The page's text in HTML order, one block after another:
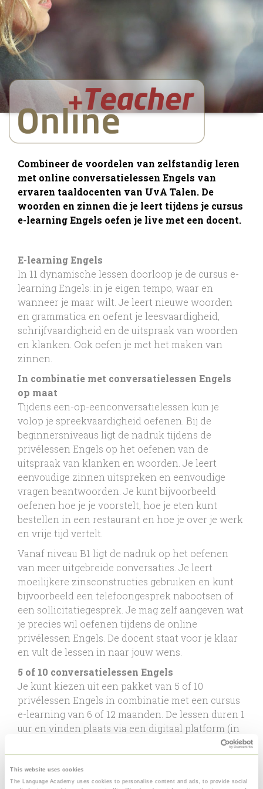
This website uses cookies
The Language Academy uses cookies to personalise content and ads, to provide social
Combineer de voordelen van zelfstandig leren
met online conversatielessen Engels van
ervaren taaldocenten van UvA Talen. De
woorden en zinnen die je leert tijdens je cursus
e-learning Engels oefen je live met een docent.
E-learning Engels
In 11 dynamische lessen doorloop je de cursus e-
learning Engels: in je eigen tempo, waar en
wanneer je maar wilt. Je leert nieuwe woorden
en grammatica en oefent je leesvaardigheid,
schrijfvaardigheid en de uitspraak van woorden
en klanken. Ook oefen je met het maken van
zinnen.
In combinatie met conversatielessen Engels
op maat
Tijdens een-op-eenconversatielessen kun je
volop je spreekvaardigheid oefenen. Bij de
beginnersniveaus ligt de nadruk tijdens de
privélessen Engels op het oefenen van de
uitspraak van klanken en woorden. Je leert
eenvoudige zinnen uitspreken en eenvoudige
vragen beantwoorden. Je kunt bijvoorbeeld
oefenen hoe je je voorstelt, hoe je eten kunt
bestellen in een restaurant en hoe je over je werk
en vrije tijd vertelt.
Vanaf niveau B1 ligt de nadruk op het oefenen
van meer uitgebreide conversaties. Je leert
moeilijkere zinsconstructies gebruiken en kunt
bijvoorbeeld een telefoongesprek nabootsen of
een sollicitatiegesprek. Je mag zelf aangeven wat
je precies wil oefenen tijdens de online
privélessen Engels. De docent staat voor je klaar
en vult de lessen in naar jouw wens.
5 of 10 conversatielessen Engels
Je kunt kiezen uit een pakket van 5 of 10
privélessen Engels in combinatie met een cursus
e-learning van 6 of 12 maanden. De lessen duren 1
uur en vinden plaats via een digitaal platform (in
In overleg met jou en de docent plannen we de